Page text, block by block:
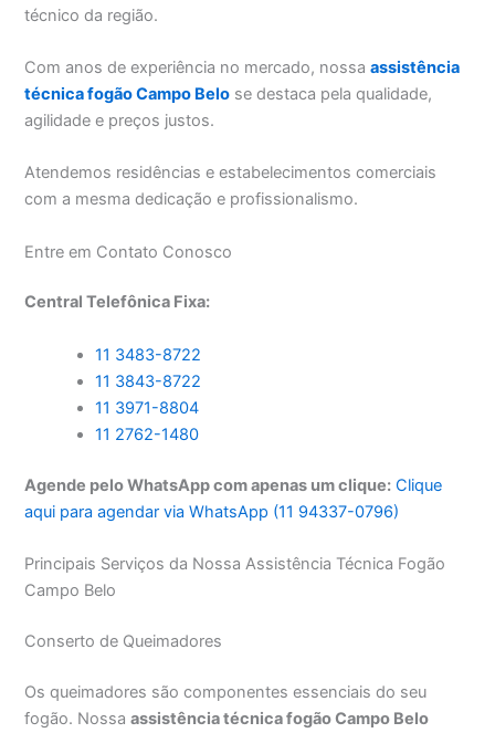
técnico da região.
Com anos de experiência no mercado, nossaassistência
técnica fogão Campo Belo se destaca pela qualidade,
agilidade e preços justos.
Atendemos residências e estabelecimentos comerciais
com a mesma dedicação e profissionalismo.
Entre em Contato Conosco
Central Telefônica Fixa:
11 3483-8722
11 3843-8722
11 3971-8804
11 2762-1480
Agende pelo WhatsApp com apenas um clique: Clique
aqui para agendar via WhatsApp (11 94337-0796)
Principais Serviços da Nossa Assistência Técnica Fogão
Campo Belo
Conserto de Queimadores
Os queimadores são componentes essenciais do seu
fogão. Nossaassistência técnica fogão Campo Belo